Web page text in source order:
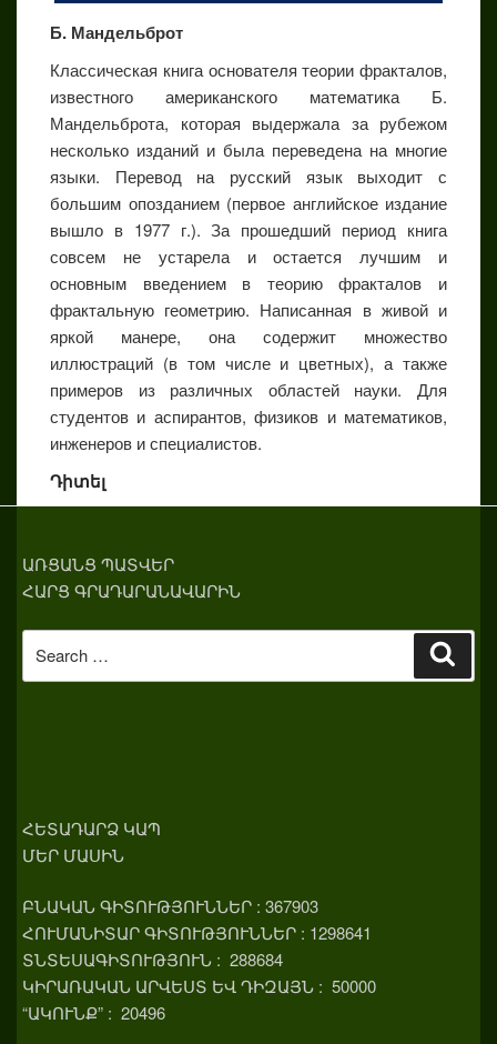
Б. Мандельброт
Классическая книга основателя теории фракталов,
известного американского математика Б.
Мандельброта, которая выдержала за рубежом
несколько изданий и была переведена на многие
языки. Перевод на русский язык выходит с
большим опозданием (первое английское издание
вышло в 1977 г.). За прошедший период книга
совсем не устарела и остается лучшим и
основным введением в теорию фракталов и
фрактальную геометрию. Написанная в живой и
яркой манере, она содержит множество
иллюстраций (в том числе и цветных), а также
примеров из различных областей науки. Для
студентов и аспирантов, физиков и математиков,
инженеров и специалистов.
Դիտել
ԱՌՑԱՆՑ ՊԱՏՎԵՐ
ՀԱՐՑ ԳՐԱԴԱՐԱՆԱՎԱՐԻՆ
for:
ՀԵՏԱԴԱՐՁ ԿԱՊ
ՄԵՐ ՄԱՍԻՆ
ԲՆԱԿԱՆ ԳԻՏՈՒԹՅՈՒՆՆԵՐ : 367903
ՀՈՒՄԱՆԻՏԱՐ ԳԻՏՈՒԹՅՈՒՆՆԵՐ : 1298641
ՏՆՏԵՍԱԳԻՏՈՒԹՅՈՒՆ : 288684
ԿԻՐԱՌԱԿԱՆ ԱՐՎԵՍՏ ԵՎ ԴԻԶԱՅՆ : 50000
“ԱԿՈՒՆՔ” : 20496